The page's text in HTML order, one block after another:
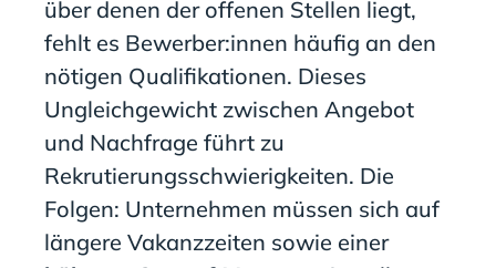
über denen der offenen Stellen liegt,
fehlt es Bewerber:innen häufig an den
nötigen Qualifikationen. Dieses
Ungleichgewicht zwischen Angebot
und Nachfrage führt zu
Rekrutierungsschwierigkeiten. Die
Folgen: Unternehmen müssen sich auf
längere Vakanzzeiten sowie einer